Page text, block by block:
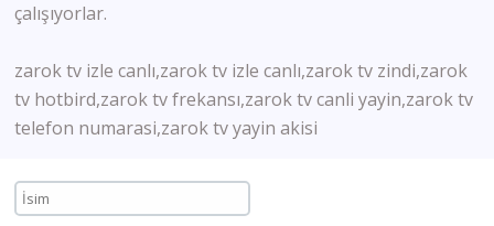
çalışıyorlar.
zarok tv izle canlı,zarok tv izle canlı,zarok tv zindi,zarok
tv hotbird,zarok tv frekansı,zarok tv canli yayin,zarok tv
telefon numarasi,zarok tv yayin akisi